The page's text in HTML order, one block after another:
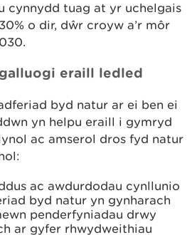
cynnydd tuag at yr uchelgais
o dir, dŵr croyw a’r môr
eraill ledled
byd natur ar ei ben ei
yn helpu eraill i gymryd
ac amserol dros fyd natur
ac awdurdodau cynllunio
byd natur yn gynharach
penderfyniadau drwy
ar gyfer rhwydweithiau